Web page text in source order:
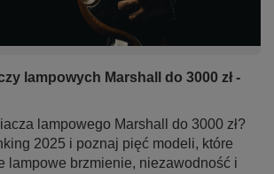
lampowych Marshall do 3000 zł -
lampowego Marshall do 3000 zł?
2025 i poznaj pięć modeli, które
lampowe brzmienie, niezawodność i